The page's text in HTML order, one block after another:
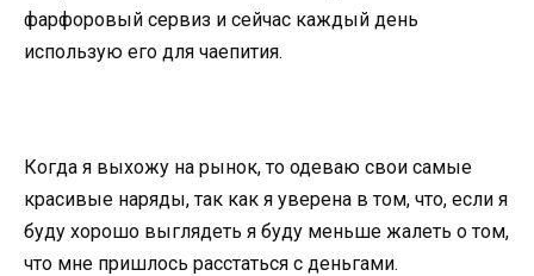
фарфоровый сервиз и сейчас каждый день
использую его для чаепития.
Когда я выхожу на рынок, то одеваю свои самые
красивые наряды, так как я уверена в том, что, если я
буду хорошо выглядеть я буду меньше жалеть о том,
что мне пришлось расстаться с деньгами.